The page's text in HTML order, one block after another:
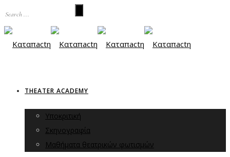
THEATER ACADEMY
Υποκριτική
Σκηνογραφία
Μαθήματα θεατρικών φωτισμών